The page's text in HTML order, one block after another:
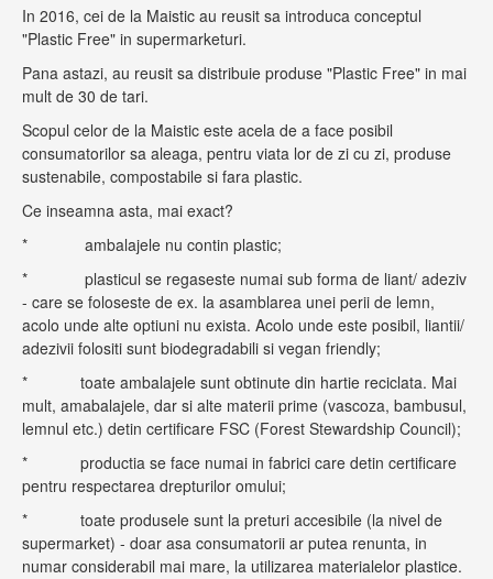
In 2016, cei de la Maistic au reusit sa introduca conceptul
"Plastic Free" in supermarketuri.
Pana astazi, au reusit sa distribuie produse "Plastic Free" in mai
mult de 30 de tari.
Scopul celor de la Maistic este acela de a face posibil
consumatorilor sa aleaga, pentru viata lor de zi cu zi, produse
sustenabile, compostabile si fara plastic.
Ce inseamna asta, mai exact?
* ambalajele nu contin plastic;
* plasticul se regaseste numai sub forma de liant/ adeziv
- care se foloseste de ex. la asamblarea unei perii de lemn,
acolo unde alte optiuni nu exista. Acolo unde este posibil, liantii/
adezivii folositi sunt biodegradabili si vegan friendly;
* toate ambalajele sunt obtinute din hartie reciclata. Mai
mult, amabalajele, dar si alte materii prime (vascoza, bambusul,
lemnul etc.) detin certificare FSC (Forest Stewardship Council);
* productia se face numai in fabrici care detin certificare
pentru respectarea drepturilor omului;
* toate produsele sunt la preturi accesibile (la nivel de
supermarket) - doar asa consumatorii ar putea renunta, in
numar considerabil mai mare, la utilizarea materialelor plastice.